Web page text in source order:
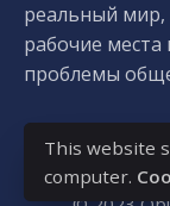
реальный мир,
рабочие
проблемы
This website
computer.